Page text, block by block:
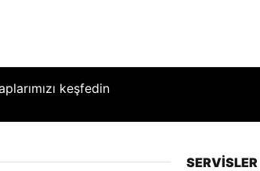
keşfedin
SERVİSLER